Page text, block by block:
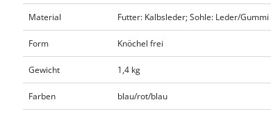
Material Futter: Kalbsleder; Sohle: Leder/Gummi
Form Knöchel frei
Gewicht 1,4 kg
Farben blau/rot/blau